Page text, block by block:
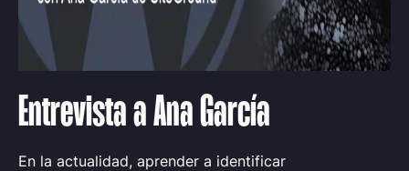
Entrevista a Ana García
En la actualidad, aprender a identificar